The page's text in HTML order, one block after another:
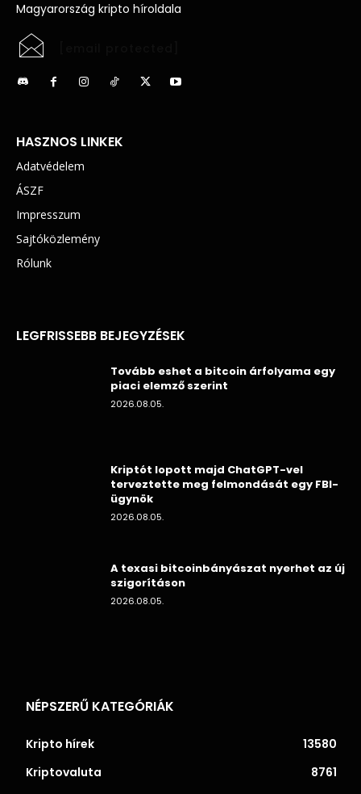
Magyarország kripto híroldala
HASZNOS LINKEK
Adatvédelem
ÁSZF
Impresszum
Sajtóközlemény
Rólunk
LEGFRISSEBB BEJEGYZÉSEK
Tovább eshet a bitcoin árfolyama egy
piaci elemző szerint
2026.08.05.
Kriptót lopott majd ChatGPT-vel
terveztette meg felmondását egy FBI-
ügynök
2026.08.05.
A texasi bitcoinbányászat nyerhet az új
szigorításon
2026.08.05.
NÉPSZERŰ KATEGÓRIÁK
Kripto hírek
13580
Kriptovaluta
8761